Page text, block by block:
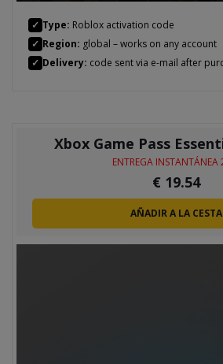
✓ Type: Roblox activation code
✓ Region: global – works on any account
✓ Delivery: code sent via e-mail after
Xbox Game Pass
ENTREGA INSTANTÁNEA
€ 19.54
AÑADIR A LA CESTA